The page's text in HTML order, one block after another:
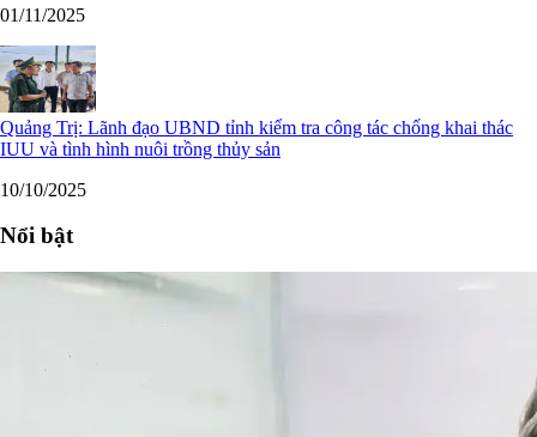
01/11/2025
Quảng Trị: Lãnh đạo UBND tỉnh kiểm tra công tác chống khai thác
IUU và tình hình nuôi trồng thủy sản
10/10/2025
Nổi bật